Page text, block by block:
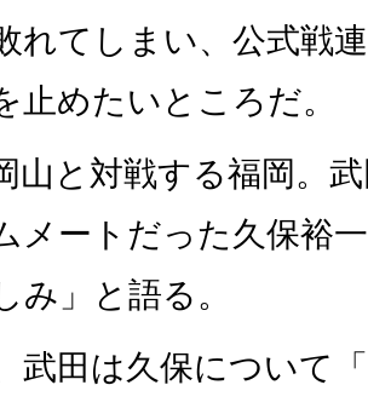
れてしまい、公式戦
止めたいところだ。
と対戦する福岡。
メートだった久保裕
み」と語る。
武田は久保について